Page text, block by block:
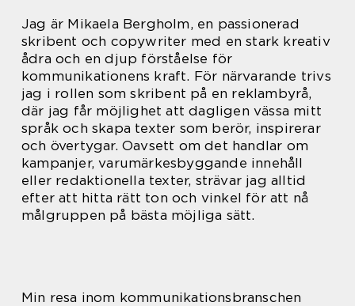
Jag är Mikaela Bergholm, en passionerad
skribent och copywriter med en stark kreativ
ådra och en djup förståelse för
kommunikationens kraft. För närvarande trivs
jag i rollen som skribent på en reklambyrå,
där jag får möjlighet att dagligen vässa mitt
språk och skapa texter som berör, inspirerar
och övertygar. Oavsett om det handlar om
kampanjer, varumärkesbyggande innehåll
eller redaktionella texter, strävar jag alltid
efter att hitta rätt ton och vinkel för att nå
målgruppen på bästa möjliga sätt.
Min resa inom kommunikationsbranschen